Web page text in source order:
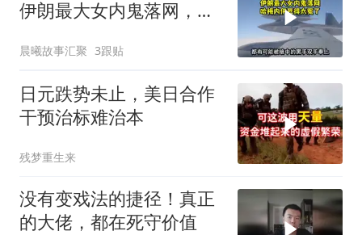
伊朗最大女内鬼落网，哈
晨曦故事汇聚 3跟贴
日元跌势未止，美日合作
干预治标难治本
残梦重生来
没有变戏法的捷径！真正
的大佬，都在死守价值